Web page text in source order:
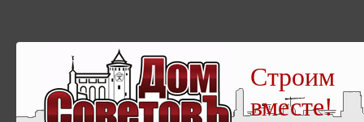
Строим
вместе!